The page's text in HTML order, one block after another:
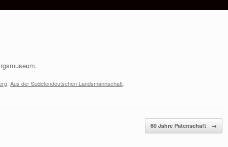
Aus der Sudetendeutschen Landsmannschaft
60 Jahre Patenschaft →